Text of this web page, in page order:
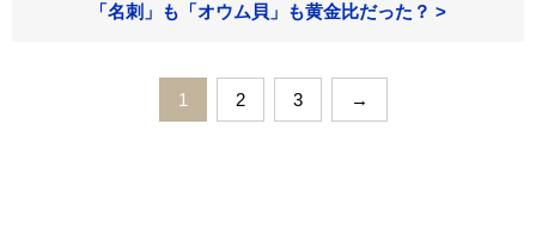
「名刺」も「オウム貝」も黄金比だった？ >
1 2 3 →